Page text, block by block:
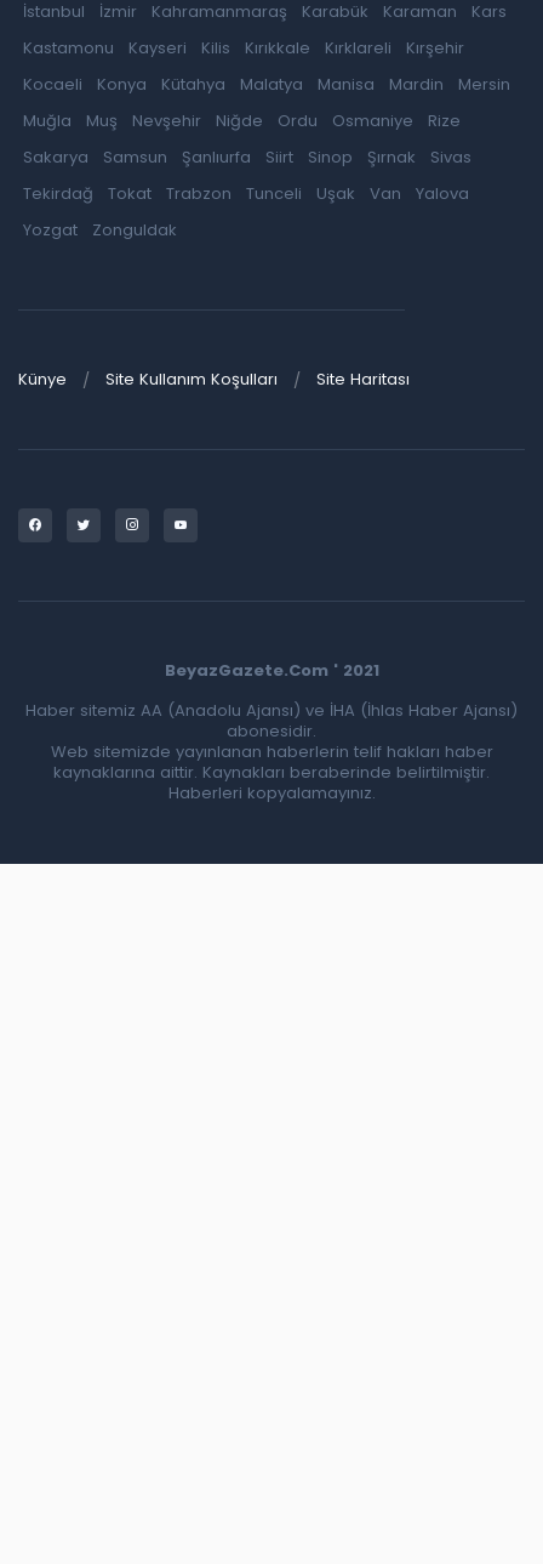
İstanbul İzmir Kahramanmaraş Karabük Karaman
Kars
Kastamonu
Kayseri Kilis Kırıkkale Kırklareli
Kırşehir
Kocaeli
Konya Kütahya Malatya Manisa Mardin
Mersin
Muğla
Muş Nevşehir Niğde Ordu Osmaniye
Rize
Sakarya
Samsun Şanlıurfa Siirt Sinop Şırnak
Sivas
Tekirdağ
Tokat Trabzon Tunceli Uşak Van
Yalova
Yozgat
Zonguldak
Künye Site Kullanım Koşulları Site Haritası
BeyazGazete.Com ' 2021
Haber sitemiz AA (Anadolu Ajansı) ve İHA (İhlas Haber Ajansı)
abonesidir.
Web sitemizde yayınlanan haberlerin telif hakları haber
kaynaklarına aittir. Kaynakları beraberinde belirtilmiştir.
Haberleri kopyalamayınız.